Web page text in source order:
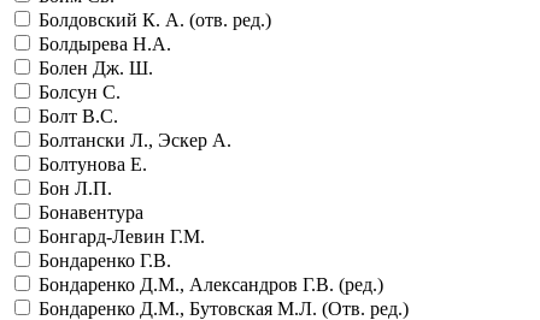
Болдовский К. А. (отв. ред.)
Болдырева Н.А.
Болен Дж. Ш.
Болсун С.
Болт В.С.
Болтански Л., Эскер А.
Болтунова Е.
Бон Л.П.
Бонавентура
Бонгард-Левин Г.М.
Бондаренко Г.В.
Бондаренко Д.М., Александров Г.В. (ред.)
Бондаренко Д.М., Бутовская М.Л. (Отв. ред.)